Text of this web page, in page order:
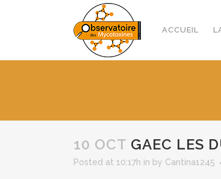
ACCUEIL
10 OCT GAEC LES
Posted at 10:17h in by Cantina1245